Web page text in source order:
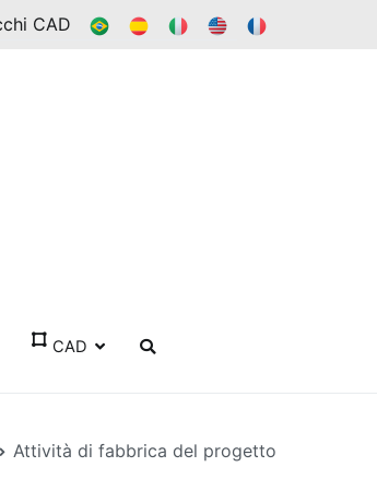
CAD BR ES ESSO
CAD
Attività di fabbrica del progetto